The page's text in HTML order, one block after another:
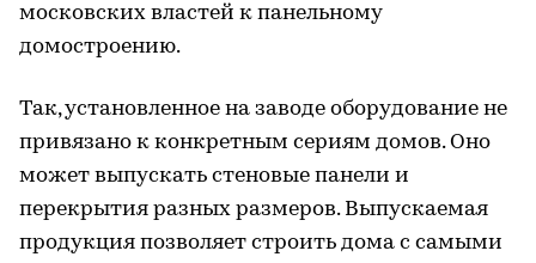
московских властей к панельному
домостроению.
Так, установленное на заводе оборудование не
привязано к конкретным сериям домов. Оно
может выпускать стеновые панели и
перекрытия разных размеров. Выпускаемая
продукция позволяет строить дома с самыми